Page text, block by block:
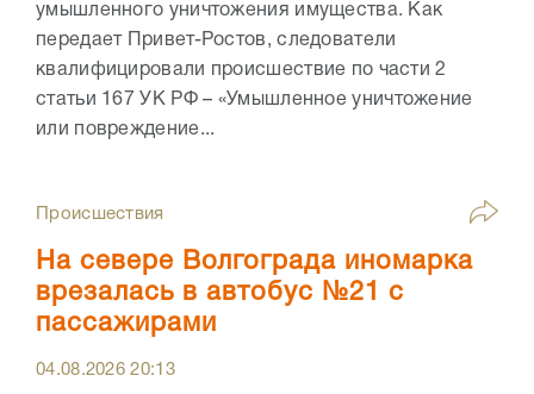
умышленного уничтожения имущества. Как
передает Привет-Ростов, следователи
квалифицировали происшествие по части 2
статьи 167 УК РФ – «Умышленное уничтожение
или повреждение...
Происшествия
На севере Волгограда иномарка
врезалась в автобус №21 с
пассажирами
04.08.202620:13